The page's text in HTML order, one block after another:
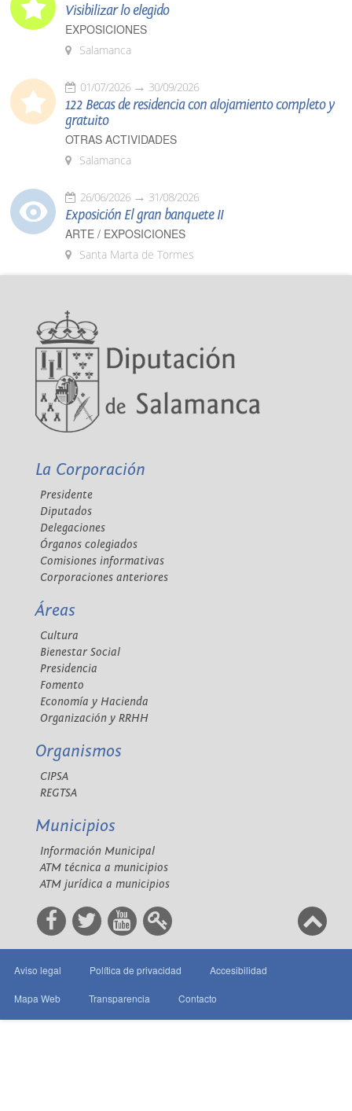
Visibilizar lo elegido
EXPOSICIONES
Salamanca
01/07/2026 30/09/2026
122 Becas de residencia con alojamiento completo y
gratuito
OTRAS ACTIVIDADES
Salamanca
26/06/2026 31/08/2026
Exposición El gran banquete II
ARTE / EXPOSICIONES
Santa Marta de Tormes
La Corporación
Presidente
Diputados
Delegaciones
Órganos colegiados
Comisiones informativas
Corporaciones anteriores
Áreas
Cultura
Bienestar Social
Presidencia
Fomento
Economía y Hacienda
Organización y RRHH
Organismos
CIPSA
REGTSA
Municipios
Información Municipal
ATM técnica a municipios
ATM jurídica a municipios
Aviso legal Política de privacidad Accesibilidad
Mapa Web Transparencia Contacto